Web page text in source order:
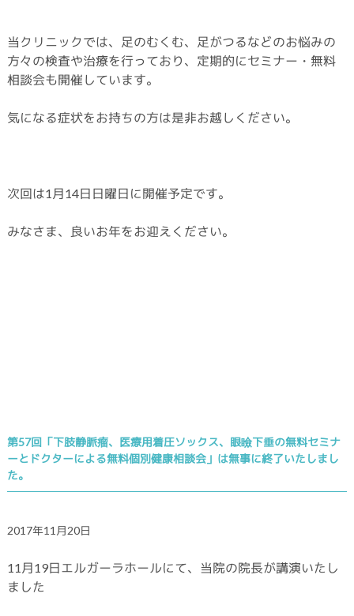
当クリニックでは、足のむくむ、足がつるなどのお悩みの
方々の検査や治療を行っており、定期的にセミナー・無料
相談会も開催しています。
気になる症状をお持ちの方は是非お越しください。
次回は1月14日日曜日に開催予定です。
みなさま、良いお年をお迎えください。
第57回「下肢静脈瘤、医療用着圧ソックス、眼瞼下垂の無料セミナ
ーとドクターによる無料個別健康相談会」は無事に終了いたしまし
た。
2017年11月20日
11月19日エルガーラホールにて、当院の院長が講演いたし
ました